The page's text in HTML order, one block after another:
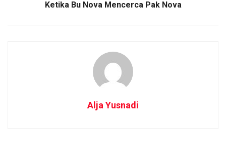
Ketika Bu Nova Mencerca Pak Nova
Alja Yusnadi